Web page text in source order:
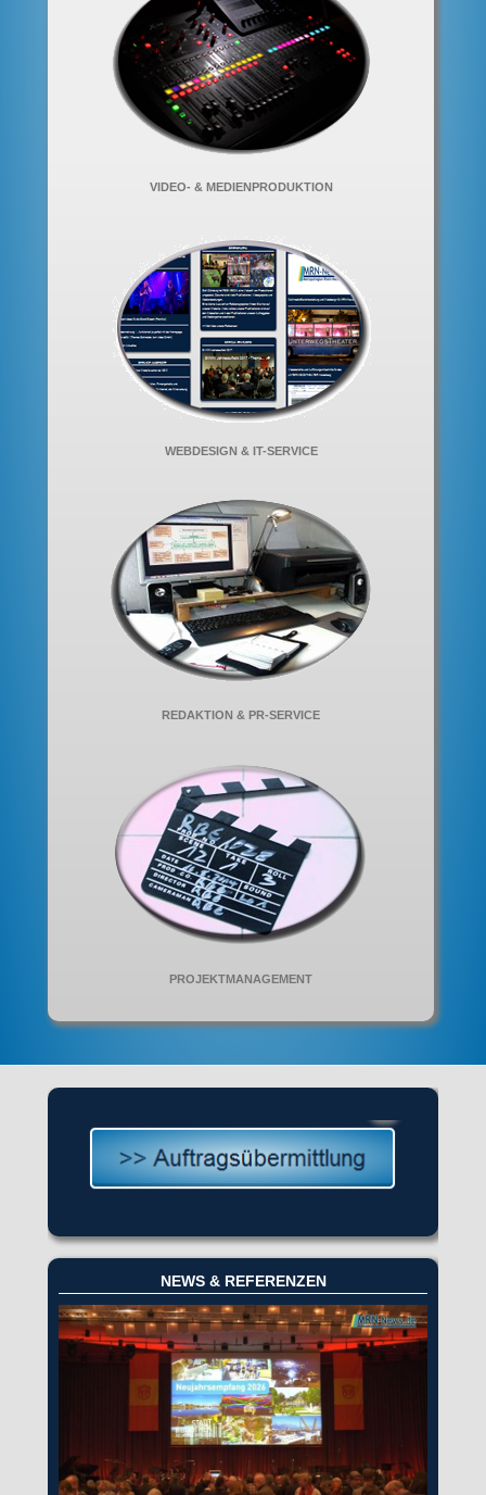
VIDEO- & MEDIENPRODUKTION
WEBDESIGN & IT-SERVICE
REDAKTION & PR-SERVICE
PROJEKTMANAGEMENT
NEWS & REFERENZEN